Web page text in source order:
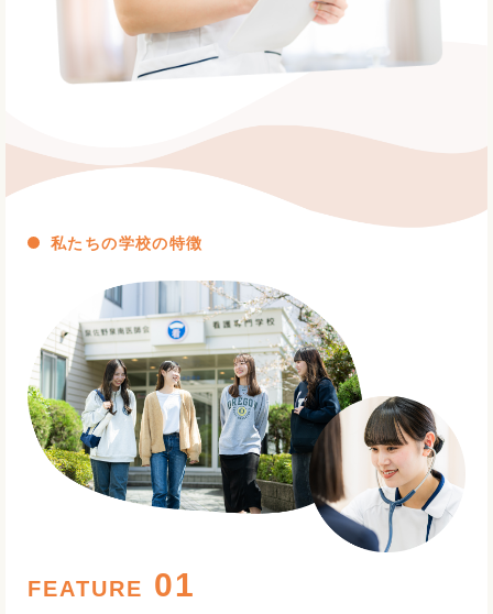
私たちの学校の特徴
FEATURE